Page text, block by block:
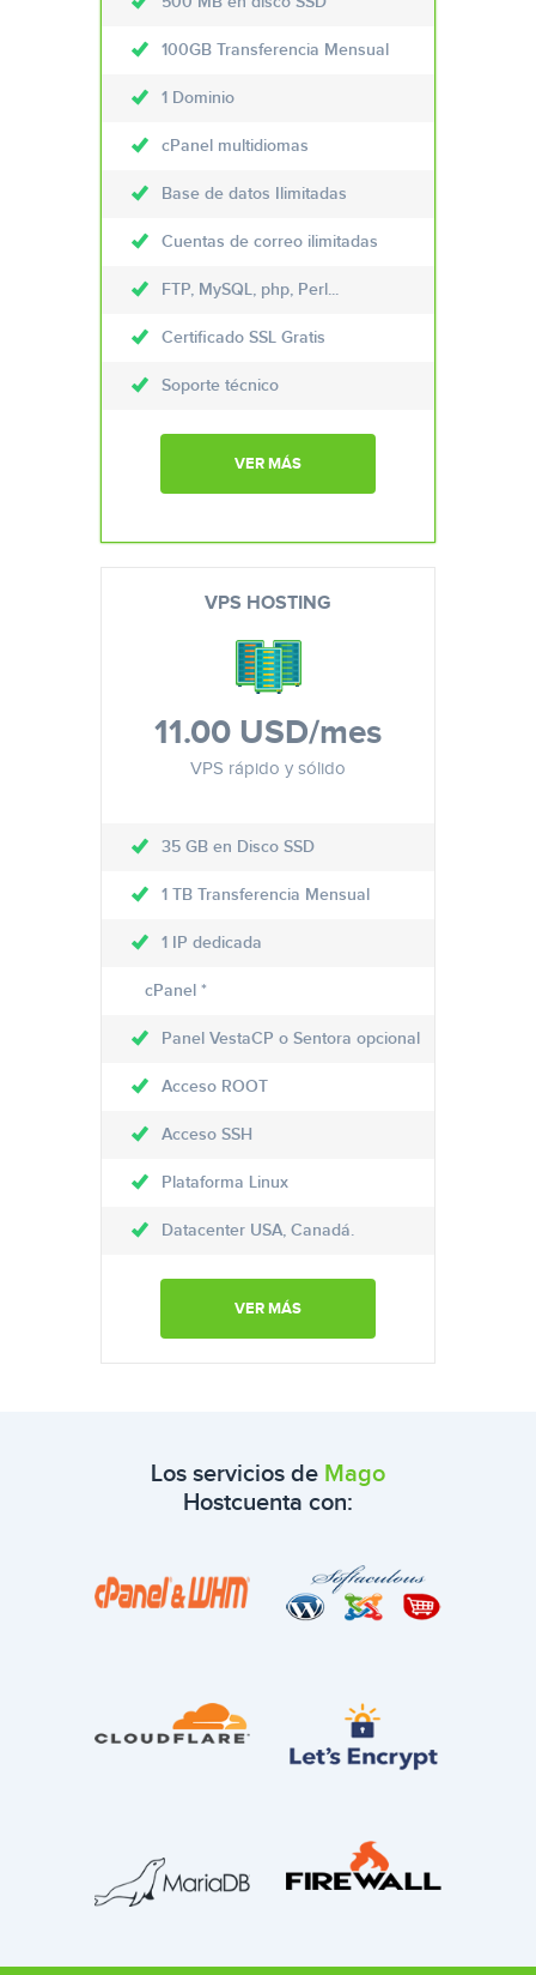
100GB Transferencia Mensual
1 Dominio
cPanel multidiomas
Base de datos Ilimitadas
Cuentas de correo ilimitadas
FTP, MySQL, php, Perl...
Certificado SSL Gratis
Soporte técnico
VER MÁS
VPS HOSTING
11.00 USD/mes
VPS rápido y sólido
35 GB en Disco SSD
1 TB Transferencia Mensual
1 IP dedicada
cPanel *
Panel VestaCP o Sentora opcional
Acceso ROOT
Acceso SSH
Plataforma Linux
Datacenter USA, Canadá.
VER MÁS
Los servicios de Mago
Hostcuenta con: